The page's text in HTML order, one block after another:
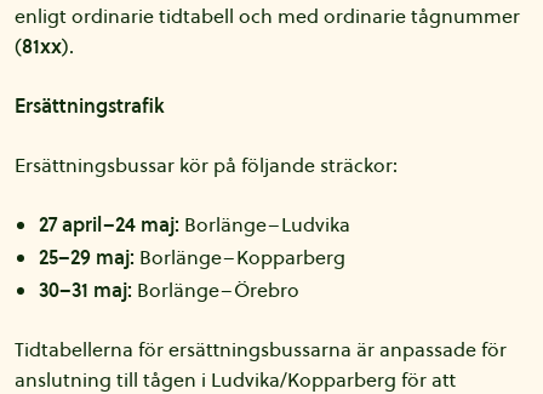
enligt ordinarie tidtabell och med ordinarie tågnummer
(81xx).
Ersättningstrafik
Ersättningsbussar kör på följande sträckor:
27 april–24 maj: Borlänge–Ludvika
25–29 maj: Borlänge–Kopparberg
30–31 maj: Borlänge–Örebro
Tidtabellerna för ersättningsbussarna är anpassade för
anslutning till tågen i Ludvika/Kopparberg för att